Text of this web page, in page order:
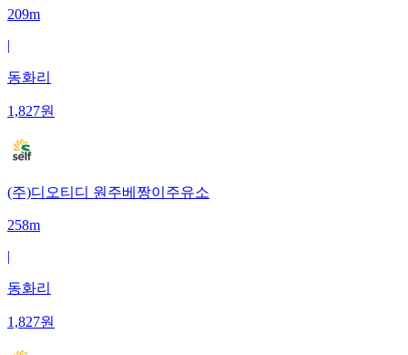
209m
|
동화리
1,827원
(주)디오티디 원주베짱이주유소
258m
|
동화리
1,827원